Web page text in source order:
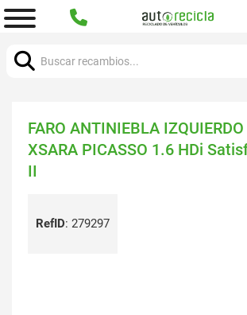
FARO ANTINIEBLA
XSARA PICASSO 1.6 HDi
II
RefID: 279297